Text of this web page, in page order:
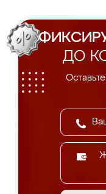
ДО